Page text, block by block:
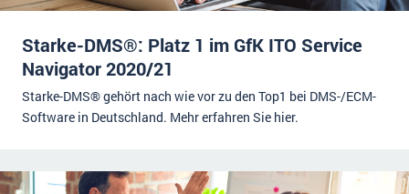
Starke-DMS®: Platz 1 im GfK ITO Service
Navigator 2020/21
Starke-DMS® gehört nach wie vor zu den Top1 bei DMS-/ECM-
Software in Deutschland. Mehr erfahren Sie hier.